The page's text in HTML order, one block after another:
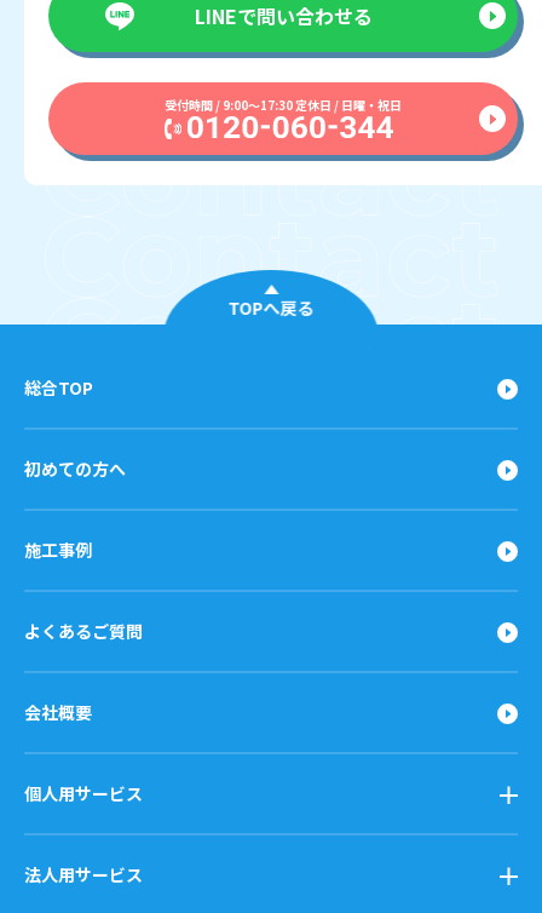
LINEで問い合わせる
受付時間 / 9:00〜17:30 定休日 / 日曜・祝日
TOPへ戻る
総合TOP
初めての方へ
施工事例
よくあるご質問
会社概要
個人用サービス
法人用サービス